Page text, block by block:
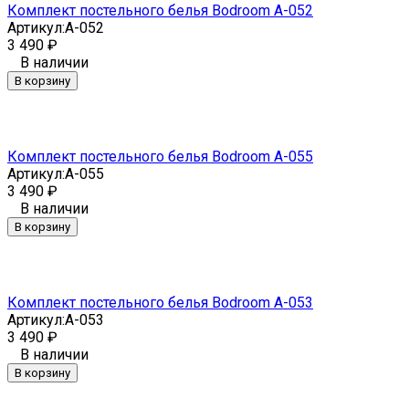
Комплект постельного белья Bodroom A-052
Артикул:A-052
3 490 ₽
В наличии
В корзину
Комплект постельного белья Bodroom A-055
Артикул:A-055
3 490 ₽
В наличии
В корзину
Комплект постельного белья Bodroom A-053
Артикул:A-053
3 490 ₽
В наличии
В корзину